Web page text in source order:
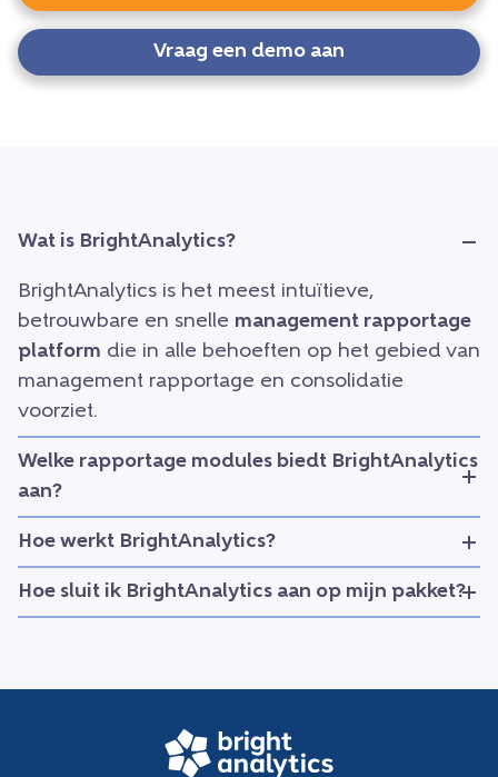
Vraag een demo aan
Wat is BrightAnalytics?
BrightAnalytics is het meest intuïtieve,
betrouwbare en snelle management rapportage
platform die in alle behoeften op het gebied van
management rapportage en consolidatie
voorziet.
Welke rapportage modules biedt BrightAnalytics
aan?
Hoe werkt BrightAnalytics?
Hoe sluit ik BrightAnalytics aan op mijn pakket?